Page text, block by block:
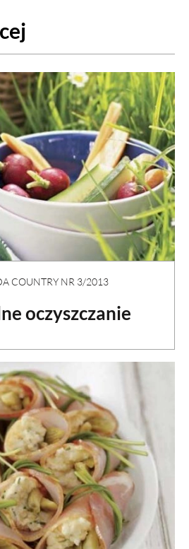
COUNTRY NR 3/2013
oczyszczanie